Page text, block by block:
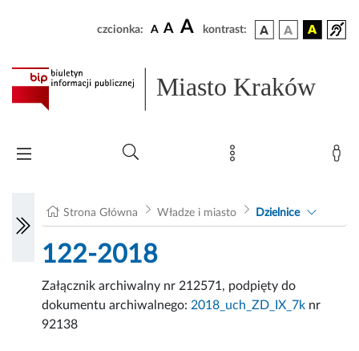
czcionka: A A A kontrast:
Miasto Kraków
Strona Główna Władze i miasto Dzielnice
122-2018
Załącznik archiwalny nr 212571, podpięty do
dokumentu archiwalnego: 2018_uch_ZD_IX_7k nr
92138